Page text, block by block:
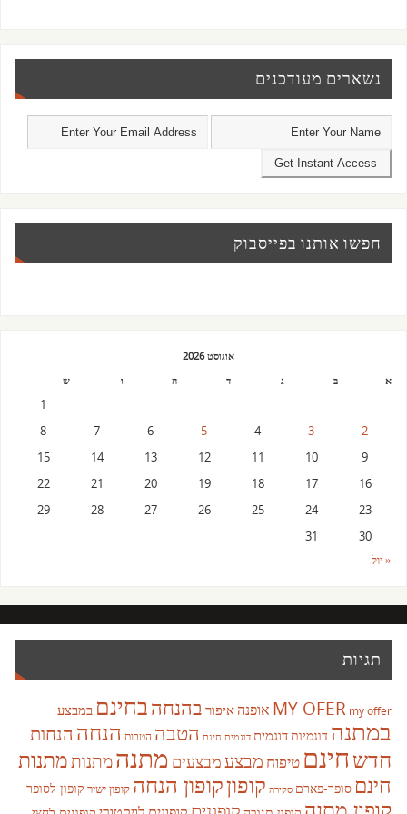
נשארים מעודכנים
חפשו אותנו בפייסבוק
אוגוסט 2026
א
ב ג ד ה ו ש
1
2
3
4
5
6
7
8
9
10
11
12
13
14
15
16
17
18
19
20
21
22
23
24
25
26
27
28
29
30
31
« יול
תגיות
MY OFER my offer אופנהאיפור בהנחהבחינם במבצע
במתנה דוגמיותדוגמית דוגמית חינם הטבה הטבות הנחה הנחות
חדשחינם טיפוח מבצעמבצעים מתנהמתנותמתנות
חינם סופר-פארם סקירה קופוןקופון הנחה קופון ישיר קופון לסופר